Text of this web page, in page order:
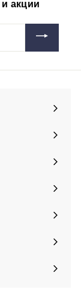
акции